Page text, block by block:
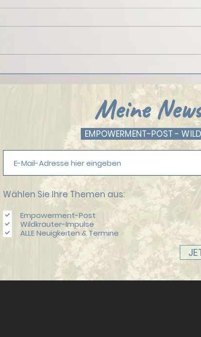
Meine
EMPOWERMENT-POST -
Wählen Sie Ihre Themen aus:
Empowerment-Post
Wildkräuter-Impulse
ALLE Neuigkeiten & Termine